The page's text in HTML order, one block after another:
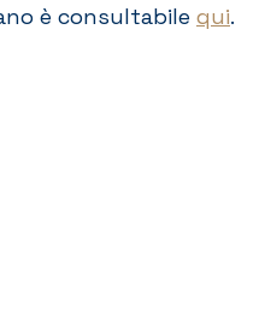
è consultabile qui.